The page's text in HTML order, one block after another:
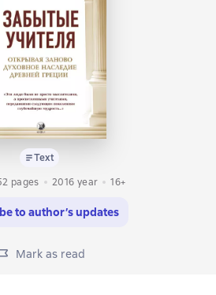
Text
pages
2016 year 16+
to author’s updates
Mark as read